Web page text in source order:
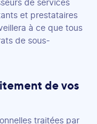
de services
et prestataires
à ce que tous
de sous-
de vos
traitées par